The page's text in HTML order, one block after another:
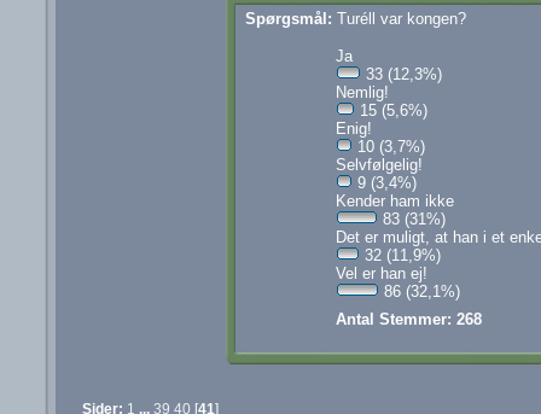
Spørgsmål: Turéll var kongen?
Ja
33 (12,3%)
Nemlig!
15 (5,6%)
Enig!
10 (3,7%)
Selvfølgelig!
9 (3,4%)
Kender ham ikke
83 (31%)
Det er muligt, at han i et
32 (11,9%)
Vel er han ej!
86 (32,1%)
Antal Stemmer: 268
Sider: 1 ... 39 40 [41]